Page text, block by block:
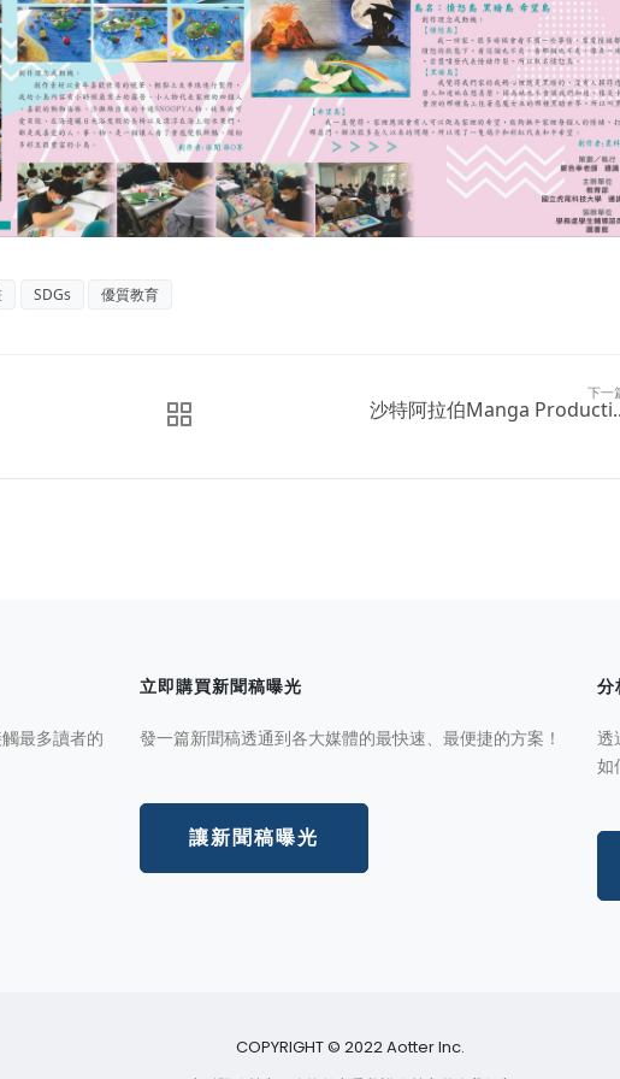
SDGs 優質教育
下一
沙特阿拉伯Manga
最多讀者的
立即購買新聞稿曝光
發一篇新聞稿透通到各大媒體的最快速、最便捷的方案！
讓新聞稿曝光
分
透
如
COPYRIGHT © 2022 Aotter Inc.